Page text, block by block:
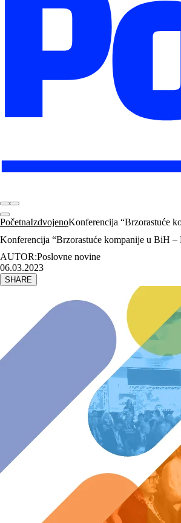
PočetnaIzdvojenoKonferencija “Brzorastuće
Konferencija “Brzorastuće kompanije u BiH
AUTOR:Poslovne novine
06.03.2023
SHARE